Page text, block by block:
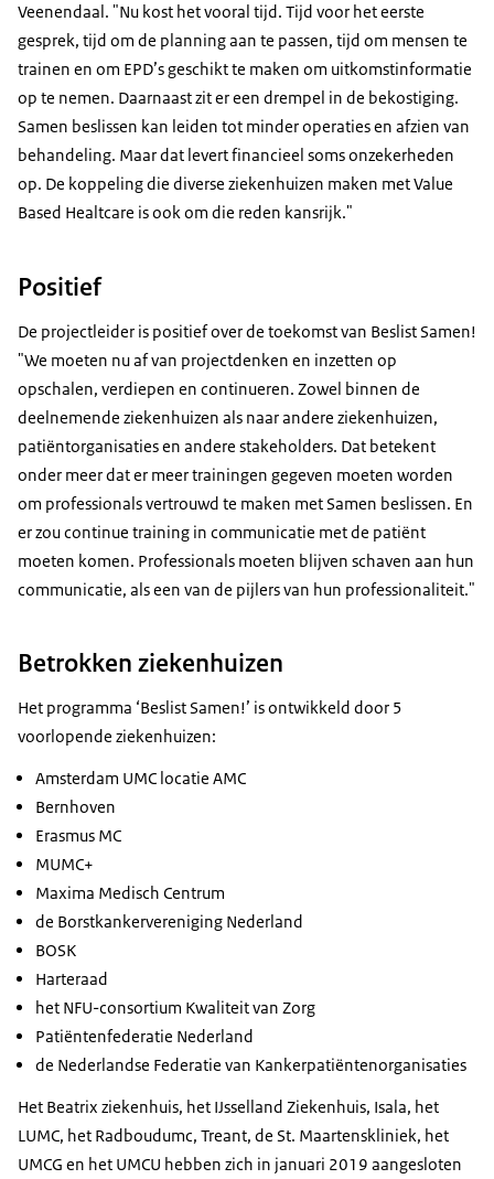
Veenendaal. "Nu kost het vooral tijd. Tijd voor het eerste
gesprek, tijd om de planning aan te passen, tijd om mensen te
trainen en om EPD’s geschikt te maken om uitkomstinformatie
op te nemen. Daarnaast zit er een drempel in de bekostiging.
Samen beslissen kan leiden tot minder operaties en afzien van
behandeling. Maar dat levert financieel soms onzekerheden
op. De koppeling die diverse ziekenhuizen maken met Value
Based Healtcare is ook om die reden kansrijk."
Positief
De projectleider is positief over de toekomst van Beslist Samen!
"We moeten nu af van projectdenken en inzetten op
opschalen, verdiepen en continueren. Zowel binnen de
deelnemende ziekenhuizen als naar andere ziekenhuizen,
patiëntorganisaties en andere stakeholders. Dat betekent
onder meer dat er meer trainingen gegeven moeten worden
om professionals vertrouwd te maken met Samen beslissen. En
er zou continue training in communicatie met de patiënt
moeten komen. Professionals moeten blijven schaven aan hun
communicatie, als een van de pijlers van hun professionaliteit."
Betrokken ziekenhuizen
Het programma ‘Beslist Samen!’ is ontwikkeld door 5
voorlopende ziekenhuizen:
Amsterdam UMC locatie AMC
Bernhoven
Erasmus MC
MUMC+
Maxima Medisch Centrum
de Borstkankervereniging Nederland
BOSK
Harteraad
het NFU-consortium Kwaliteit van Zorg
Patiëntenfederatie Nederland
de Nederlandse Federatie van Kankerpatiëntenorganisaties
Het Beatrix ziekenhuis, het IJsselland Ziekenhuis, Isala, het
LUMC, het Radboudumc, Treant, de St. Maartenskliniek, het
UMCG en het UMCU hebben zich in januari 2019 aangesloten